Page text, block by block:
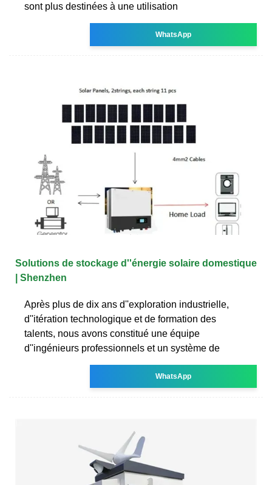
sont plus destinées à une utilisation
WhatsApp
Solutions de stockage d''énergie solaire domestique
| Shenzhen
Après plus de dix ans d''exploration industrielle,
d''itération technologique et de formation des
talents, nous avons constitué une équipe
d''ingénieurs professionnels et un système de
WhatsApp